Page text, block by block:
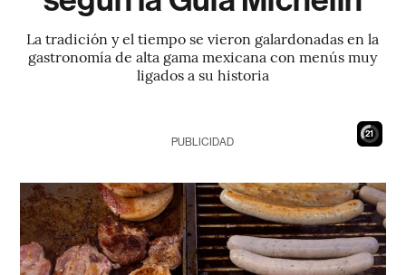
La tradición y el tiempo se vieron galardonadas en la
gastronomía de alta gama mexicana con menús muy
ligados a su historia
19
PUBLICIDAD